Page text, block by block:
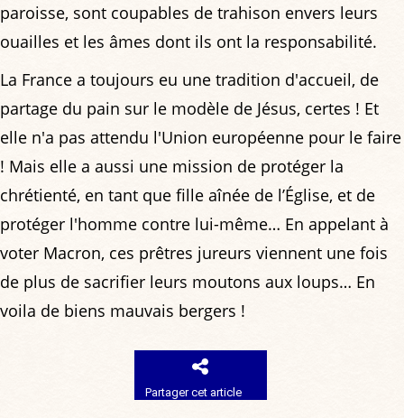
paroisse, sont coupables de trahison envers leurs
ouailles et les âmes dont ils ont la responsabilité.
La France a toujours eu une tradition d'accueil, de
partage du pain sur le modèle de Jésus, certes ! Et
elle n'a pas attendu l'Union européenne pour le faire
! Mais elle a aussi une mission de protéger la
chrétienté, en tant que fille aînée de l’Église, et de
protéger l'homme contre lui-même… En appelant à
voter Macron, ces prêtres jureurs viennent une fois
de plus de sacrifier leurs moutons aux loups… En
voila de biens mauvais bergers !
Partager cet article